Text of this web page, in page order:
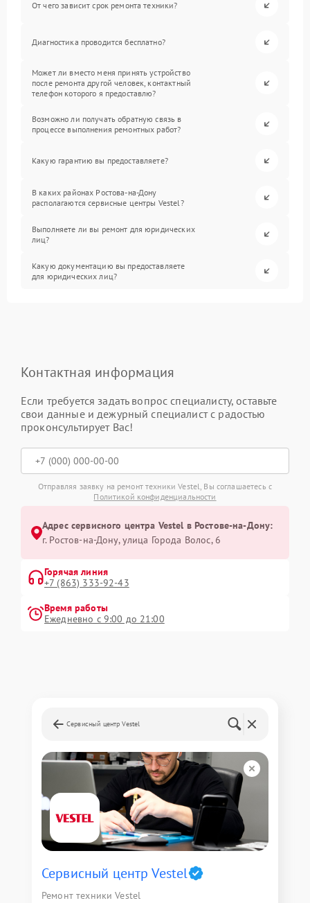
От чего зависит срок ремонта техники?
Диагностика проводится бесплатно?
Может ли вместо меня принять устройство
после ремонта другой человек, контактный
телефон которого я предоставлю?
Возможно ли получать обратную связь в
процессе выполнения ремонтных работ?
Какую гарантию вы предоставляете?
В каких районах Ростова-на-Дону
располагаются сервисные центры Vestel?
Выполняете ли вы ремонт для юридических
лиц?
Какую документацию вы предоставляете
для юридических лиц?
Контактная информация
Если требуется задать вопрос специалисту, оставьте
свои данные и дежурный специалист с радостью
проконсультирует Вас!
Отправляя заявку на ремонт техники Vestel, Вы соглашаетесь с
Политикой конфиденциальности
Адрес сервисного центра Vestel в Ростове-на-Дону:
г. Ростов-на-Дону, улица Города Волос, 6
Горячая линия
+7 (863) 333-92-43
Время работы
Ежедневно с 9:00 до 21:00
Сервисный центр Vestel
Сервисный центр Vestel
Ремонт техники Vestel